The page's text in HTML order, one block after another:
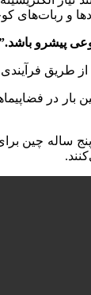
و ربات‌های
پیشرو
از طریق
بار در